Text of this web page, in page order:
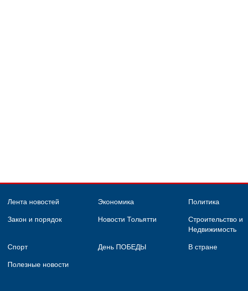
Лента новостей Экономика Политика
Закон и порядок Новости Тольятти
Строительство и
Недвижимость
Спорт День ПОБЕДЫ В стране
Полезные новости